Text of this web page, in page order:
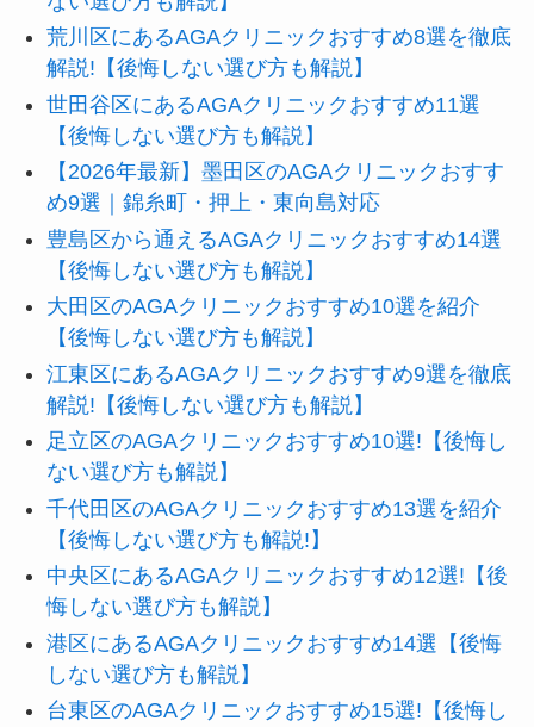
荒川区にあるAGAクリニックおすすめ8選を徹底
解説!【後悔しない選び方も解説】
世田谷区にあるAGAクリニックおすすめ11選
【後悔しない選び方も解説】
【2026年最新】墨田区のAGAクリニックおすす
め9選｜錦糸町・押上・東向島対応
豊島区から通えるAGAクリニックおすすめ14選
【後悔しない選び方も解説】
大田区のAGAクリニックおすすめ10選を紹介
【後悔しない選び方も解説】
江東区にあるAGAクリニックおすすめ9選を徹底
解説!【後悔しない選び方も解説】
足立区のAGAクリニックおすすめ10選!【後悔し
ない選び方も解説】
千代田区のAGAクリニックおすすめ13選を紹介
【後悔しない選び方も解説!】
中央区にあるAGAクリニックおすすめ12選!【後
悔しない選び方も解説】
港区にあるAGAクリニックおすすめ14選【後悔
しない選び方も解説】
台東区のAGAクリニックおすすめ15選!【後悔し